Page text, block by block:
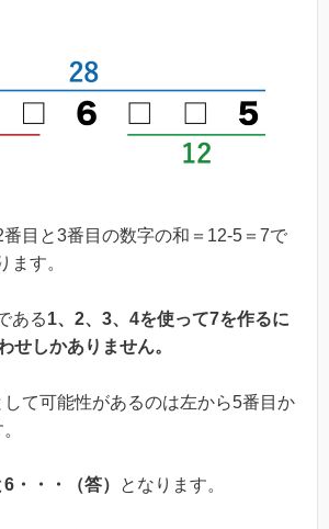
目と3番目の数字の和＝12-5＝7で
ます。
ある1、2、3、4を使って7を作るに
せしかありません。
て可能性があるのは左から5番目か
・・・（答） となります。